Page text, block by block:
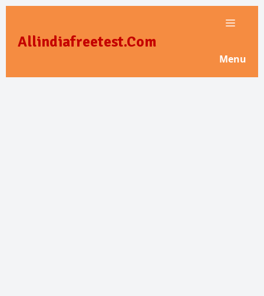
content
Allindiafreetest.Com
Menu